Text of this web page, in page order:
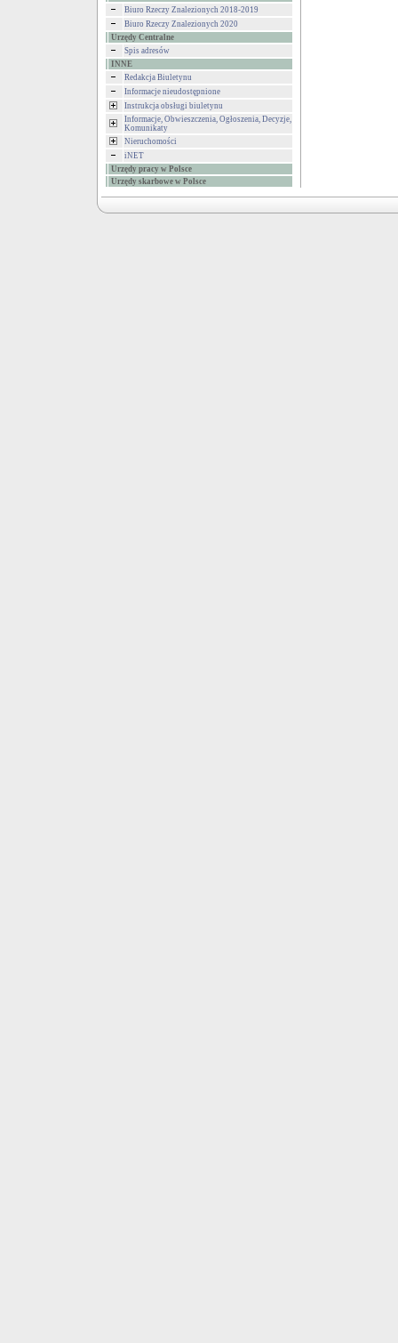
Biuro Rzeczy Znalezionych 2018-2019
Biuro Rzeczy Znalezionych 2020
Urzędy Centralne
Spis adresów
INNE
Redakcja Biuletynu
Informacje nieudostępnione
Instrukcja obsługi biuletynu
Informacje, Obwieszczenia, Ogłoszenia, Decyzje,
Komunikaty
Nieruchomości
iNET
Urzędy pracy w Polsce
Urzędy skarbowe w Polsce